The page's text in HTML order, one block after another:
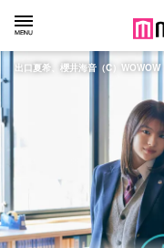
出口夏希、櫻井海音（C）WOWOW